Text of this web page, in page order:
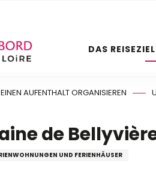
DAS
AUFENTHALT ORGANISIEREN
de
UND FERIENHÄUSER